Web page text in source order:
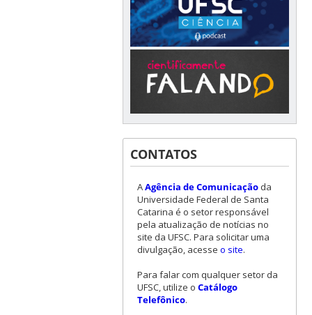
CONTATOS
AAgência de Comunicaçãoda
Universidade Federal de Santa
Catarina é o setor responsável
pela atualização de notícias no
site da UFSC. Para solicitar uma
divulgação, acesse o site.
Para falar com qualquer setor da
UFSC, utilize o Catálogo
Telefônico.